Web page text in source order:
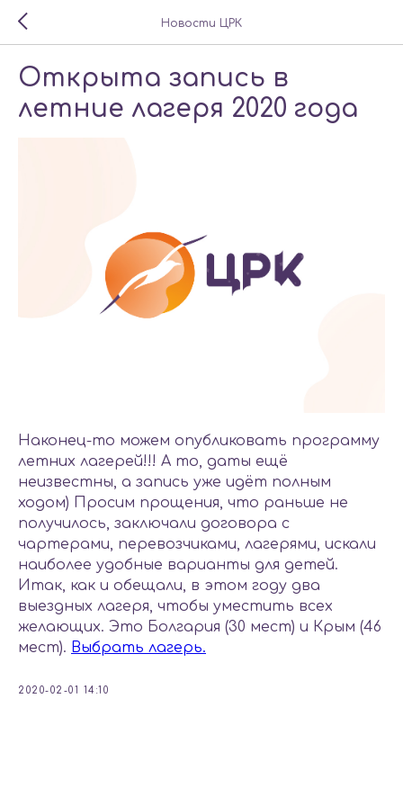
Новости ЦРК
Открыта запись в
летние лагеря 2020 года
Наконец-то можем опубликовать программу
летних лагерей!!! А то, даты ещё
неизвестны, а запись уже идёт полным
ходом) Просим прощения, что раньше не
получилось, заключали договора с
чартерами, перевозчиками, лагерями, искали
наиболее удобные варианты для детей.
Итак, как и обещали, в этом году два
выездных лагеря, чтобы уместить всех
желающих. Это Болгария (30 мест) и Крым (46
мест). Выбрать лагерь.
2020-02-01 14:10